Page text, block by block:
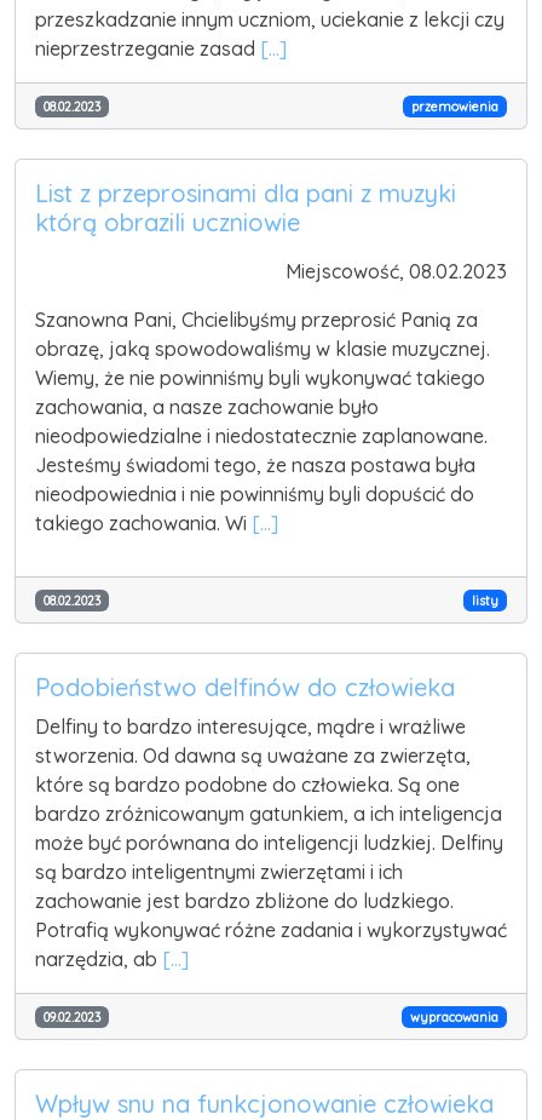
przeszkadzanie innym uczniom, uciekanie z lekcji czy
nieprzestrzeganie zasad [...]
08.02.2023 przemowienia
List z przeprosinami dla pani z muzyki
którą obrazili uczniowie
Miejscowość, 08.02.2023
Szanowna Pani, Chcielibyśmy przeprosić Panią za
obrazę, jaką spowodowaliśmy w klasie muzycznej.
Wiemy, że nie powinniśmy byli wykonywać takiego
zachowania, a nasze zachowanie było
nieodpowiedzialne i niedostatecznie zaplanowane.
Jesteśmy świadomi tego, że nasza postawa była
nieodpowiednia i nie powinniśmy byli dopuścić do
takiego zachowania. Wi [...]
08.02.2023 listy
Podobieństwo delfinów do człowieka
Delfiny to bardzo interesujące, mądre i wrażliwe
stworzenia. Od dawna są uważane za zwierzęta,
które są bardzo podobne do człowieka. Są one
bardzo zróżnicowanym gatunkiem, a ich inteligencja
może być porównana do inteligencji ludzkiej. Delfiny
są bardzo inteligentnymi zwierzętami i ich
zachowanie jest bardzo zbliżone do ludzkiego.
Potrafią wykonywać różne zadania i wykorzystywać
narzędzia, ab [...]
09.02.2023 wypracowania
Wpływ snu na funkcjonowanie człowieka